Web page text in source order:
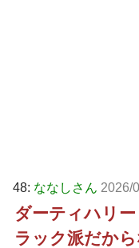
48: ななしさん 2026/
ダーティハリ
ラック派だか